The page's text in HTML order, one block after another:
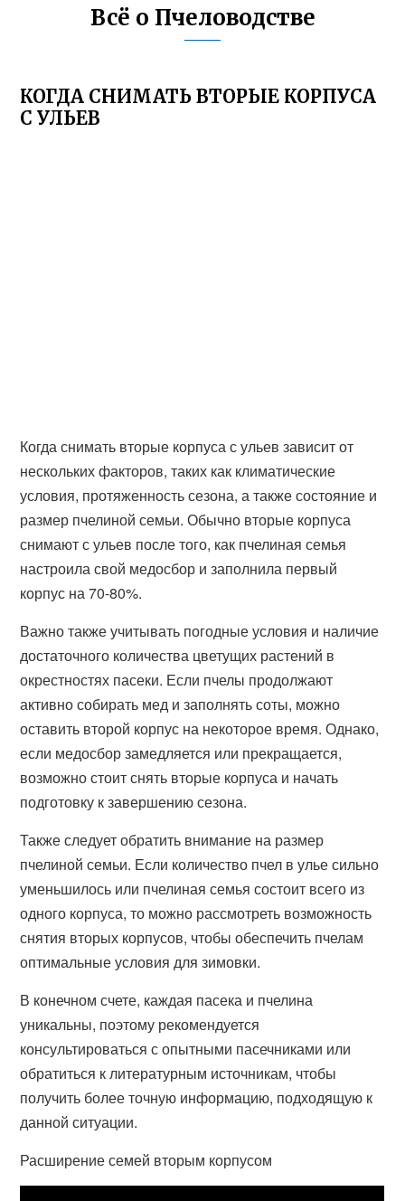
Всё о Пчеловодстве
КОГДА СНИМАТЬ ВТОРЫЕ КОРПУСА
С УЛЬЕВ
Когда снимать вторые корпуса с ульев зависит от
нескольких факторов, таких как климатические
условия, протяженность сезона, а также состояние и
размер пчелиной семьи. Обычно вторые корпуса
снимают с ульев после того, как пчелиная семья
настроила свой медосбор и заполнила первый
корпус на 70-80%.
Важно также учитывать погодные условия и наличие
достаточного количества цветущих растений в
окрестностях пасеки. Если пчелы продолжают
активно собирать мед и заполнять соты, можно
оставить второй корпус на некоторое время. Однако,
если медосбор замедляется или прекращается,
возможно стоит снять вторые корпуса и начать
подготовку к завершению сезона.
Также следует обратить внимание на размер
пчелиной семьи. Если количество пчел в улье сильно
уменьшилось или пчелиная семья состоит всего из
одного корпуса, то можно рассмотреть возможность
снятия вторых корпусов, чтобы обеспечить пчелам
оптимальные условия для зимовки.
В конечном счете, каждая пасека и пчелина
уникальны, поэтому рекомендуется
консультироваться с опытными пасечниками или
обратиться к литературным источникам, чтобы
получить более точную информацию, подходящую к
данной ситуации.
Расширение семей вторым корпусом